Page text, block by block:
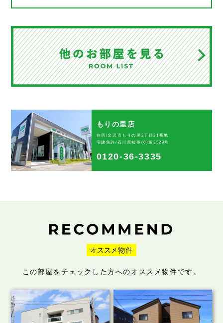
もりの里店
住所/金沢市もりの里2丁目21番地
宅建免許/石川県知事(6)第3529号
0120-36-3335
この部屋をチェックした方へのオススメ物件です。